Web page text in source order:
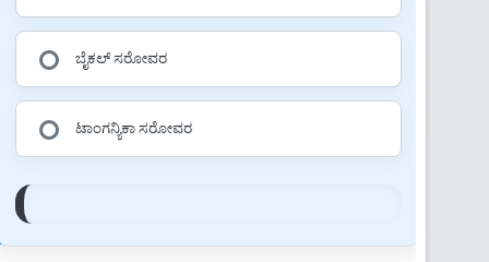
ಬೈಕಲ್ ಸರೋವರ
ಟಾಂಗನ್ಯಿಕಾ ಸರೋವರ